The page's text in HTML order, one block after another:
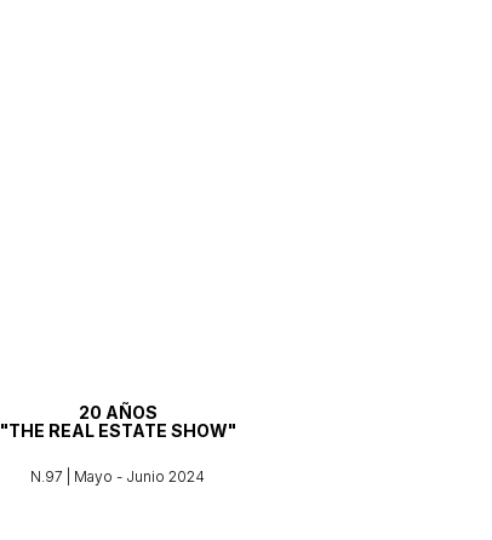
20 AÑOS
"THE REAL ESTATE SHOW"
N.97 | Mayo - Junio 2024